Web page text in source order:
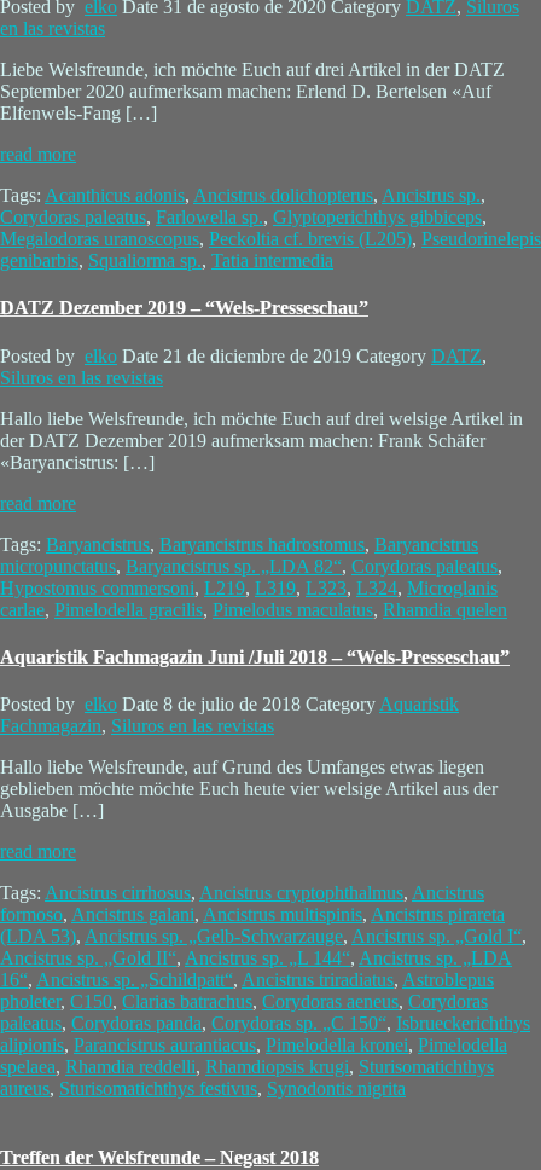
Posted by elko Date 31 de agosto de 2020 Category DATZ, Siluros
en las revistas
Liebe Welsfreunde, ich möchte Euch auf drei Artikel in der DATZ
September 2020 aufmerksam machen: Erlend D. Bertelsen «Auf
Elfenwels-Fang […]
read more
Tags: Acanthicus adonis, Ancistrus dolichopterus, Ancistrus sp.,
Corydoras paleatus, Farlowella sp., Glyptoperichthys gibbiceps,
Megalodoras uranoscopus, Peckoltia cf. brevis (L205), Pseudorinelepis
genibarbis, Squaliorma sp., Tatia intermedia
DATZ Dezember 2019 – “Wels-Presseschau”
Posted by elko Date 21 de diciembre de 2019 Category DATZ,
Siluros en las revistas
Hallo liebe Welsfreunde, ich möchte Euch auf drei welsige Artikel in
der DATZ Dezember 2019 aufmerksam machen: Frank Schäfer
«Baryancistrus: […]
read more
Tags: Baryancistrus, Baryancistrus hadrostomus, Baryancistrus
micropunctatus, Baryancistrus sp. „LDA 82“, Corydoras paleatus,
Hypostomus commersoni, L219, L319, L323, L324, Microglanis
carlae, Pimelodella gracilis, Pimelodus maculatus, Rhamdia quelen
Aquaristik Fachmagazin Juni /Juli 2018 – “Wels-Presseschau”
Posted by elko Date 8 de julio de 2018 Category Aquaristik
Fachmagazin, Siluros en las revistas
Hallo liebe Welsfreunde, auf Grund des Umfanges etwas liegen
geblieben möchte möchte Euch heute vier welsige Artikel aus der
Ausgabe […]
read more
Tags: Ancistrus cirrhosus, Ancistrus cryptophthalmus, Ancistrus
formoso, Ancistrus galani, Ancistrus multispinis, Ancistrus pirareta
(LDA 53), Ancistrus sp. „Gelb-Schwarzauge, Ancistrus sp. „Gold I“,
Ancistrus sp. „Gold II“, Ancistrus sp. „L 144“, Ancistrus sp. „LDA
16“, Ancistrus sp. „Schildpatt“, Ancistrus triradiatus, Astroblepus
pholeter, C150, Clarias batrachus, Corydoras aeneus, Corydoras
paleatus, Corydoras panda, Corydoras sp. „C 150“, Isbrueckerichthys
alipionis, Parancistrus aurantiacus, Pimelodella kronei, Pimelodella
spelaea, Rhamdia reddelli, Rhamdiopsis krugi, Sturisomatichthys
aureus, Sturisomatichthys festivus, Synodontis nigrita
Treffen der Welsfreunde – Negast 2018